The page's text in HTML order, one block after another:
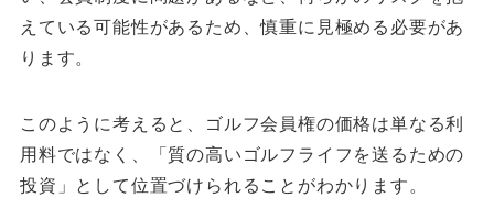
えている可能性があるため、慎重に見極める必要があ
ります。
このように考えると、ゴルフ会員権の価格は単なる利
用料ではなく、「質の高いゴルフライフを送るための
投資」として位置づけられることがわかります。